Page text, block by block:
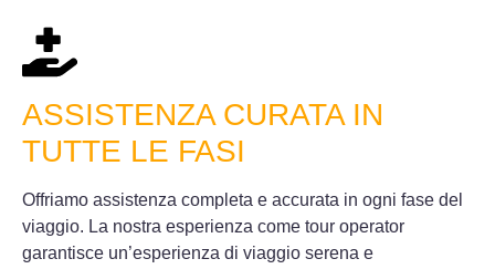
ASSISTENZA CURATA IN
TUTTE LE FASI
Offriamo assistenza completa e accurata in ogni fase del
viaggio. La nostra esperienza come tour operator
garantisce un’esperienza di viaggio serena e